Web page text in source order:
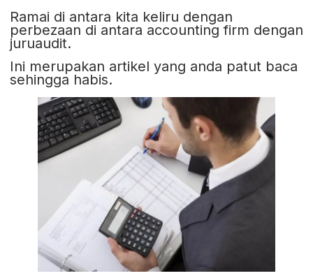
Ramai di antara kita keliru dengan
perbezaan di antara accounting firm dengan
juruaudit.
Ini merupakan artikel yang anda patut baca
sehingga habis.